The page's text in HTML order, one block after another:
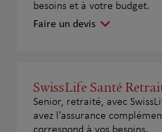
besoins et à votre budget.
Faire un devis
SwissLife Santé
Senior, retraité, avec
avez l'assurance